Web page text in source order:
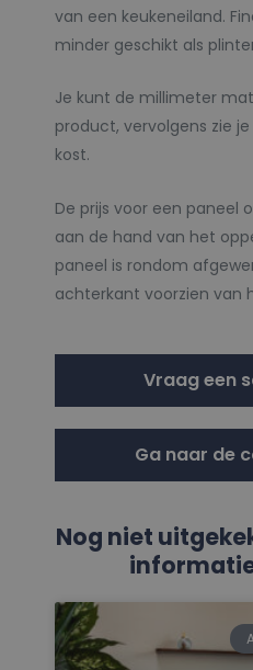
van een keukeneiland.
minder geschikt als
Je kunt de millimeter
product, vervolgens zie
kost.
De prijs voor een paneel
aan de hand van het
paneel is rondom
achterkant voorzien van
Vraag een
Ga naar de
Nog niet